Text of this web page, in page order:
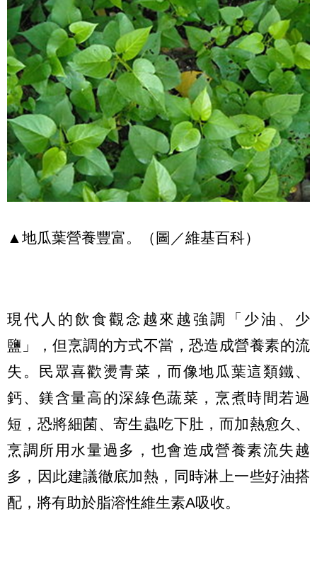
▲地瓜葉營養豐富。（圖／維基百科）
現代人的飲食觀念越來越強調「少油、少
鹽」，但烹調的方式不當，恐造成營養素的流
失。民眾喜歡燙青菜，而像地瓜葉這類鐵、
鈣、鎂含量高的深綠色蔬菜，烹煮時間若過
短，恐將細菌、寄生蟲吃下肚，而加熱愈久、
烹調所用水量過多，也會造成營養素流失越
多，因此建議徹底加熱，同時淋上一些好油搭
配，將有助於脂溶性維生素A吸收。